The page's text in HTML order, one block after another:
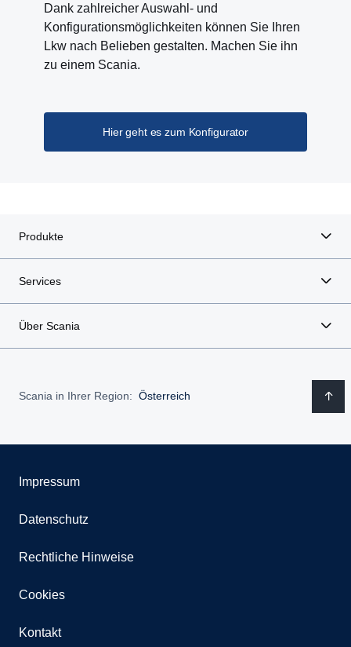
Dank zahlreicher Auswahl- und
Konfigurationsmöglichkeiten können Sie Ihren
Lkw nach Belieben gestalten. Machen Sie ihn
zu einem Scania.
Hier geht es zum Konfigurator
Produkte
Services
Über Scania
Scania in Ihrer Region: Österreich
Impressum
Datenschutz
Rechtliche Hinweise
Cookies
Kontakt